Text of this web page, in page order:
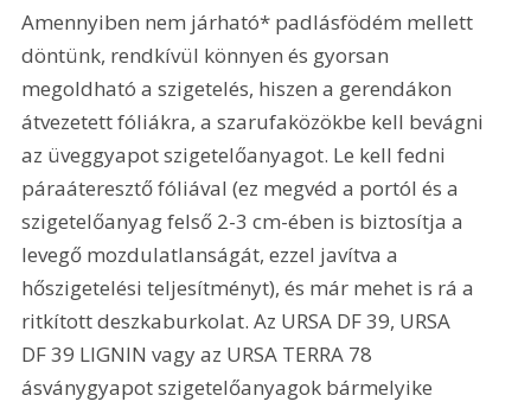
Amennyiben nem járható* padlásfödém mellett
döntünk, rendkívül könnyen és gyorsan
megoldható a szigetelés, hiszen a gerendákon
átvezetett fóliákra, a szarufaközökbe kell bevágni
az üveggyapot szigetelőanyagot. Le kell fedni
páraáteresztő fóliával (ez megvéd a portól és a
szigetelőanyag felső 2-3 cm-ében is biztosítja a
levegő mozdulatlanságát, ezzel javítva a
hőszigetelési teljesítményt), és már mehet is rá a
ritkított deszkaburkolat. Az URSA DF 39, URSA
DF 39 LIGNIN vagy az URSA TERRA 78
ásványgyapot szigetelőanyagok bármelyike